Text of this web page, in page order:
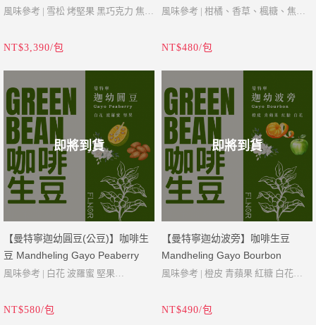
風味參考 | 雪松 烤堅果 黑巧克力 焦糖
品種 | Timtim, Bourbon, P88, Ateng
Super
海拔 | 1300-1600 Masl
酸度 | 低
醇度 | 中
處理 | 麝香貓腸道消化、全水洗
等級 | Specialty (瑕疵率3%以下)
年份 | 2025
子狸自然進食消化後的咖啡豆製作而
成，在生產過程中完全沒有籠飼或強
迫餵食的狀況發生。咖啡農將果子狸
的糞便收集後，經由簡單的處理過程
即是我們頂級的野生麝香貓咖啡。由
於沒有太多人為操弄，使得野生麝香
貓咖啡的產量極低，這也是其相當昂
貴的原因，但也造就出獨特、豐富且
優良的風味。我們所有的野生麝香貓
啡，也受到野生麝香貓阿拉比卡咖啡
認證的肯定。
NT$3,390/包
風味參考 | 柑橘、香草、楓糖、焦糖
品種 | Gayo1, Bourbon, Ateng Super
海拔 | 1450-1600 Masl
酸度 | 低
醇度 | 中
處理 | 全水洗
等級 | Specialty (瑕疵率3%以下)
年份 | 2024
來自亞齊省中部絕佳海拔的高山地
區，在這裡種植最優質的阿拉比卡豆
完全的香氣和更柔和的口感。
NT$480/包
即將到貨
【曼特寧迦幼圓豆(公豆)】咖啡生
豆 Mandheling Gayo Peaberry
風味參考 | 白花 波羅蜜 堅果
品種 | Timtim, Bourbon, P88, Ateng
NT$580/包
即將到貨
【曼特寧迦幼波旁】咖啡生豆
Mandheling Gayo Bourbon
風味參考 | 橙皮 青蘋果 紅糖 白花
品種 | Red Bourbon
NT$490/包